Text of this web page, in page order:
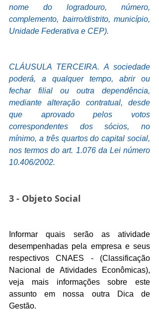
nome do logradouro, número,
complemento, bairro/distrito, município,
Unidade Federativa e CEP).
CLÁUSULA TERCEIRA. A sociedade
poderá, a qualquer tempo, abrir ou
fechar filial ou outra dependência,
mediante alteração contratual, desde
que aprovado pelos votos
correspondentes dos sócios, no
mínimo, a três quartos do capital social,
nos termos do art. 1.076 da Lei número
10.406/2002.
3 - Objeto Social
Informar quais serão as atividade
desempenhadas pela empresa e seus
respectivos CNAES - (Classificação
Nacional de Atividades Econômicas),
veja mais informações sobre este
assunto em nossa outra Dica de
Gestão.